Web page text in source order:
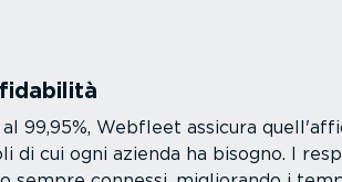
99,95%, Webfleet assicura
di cui ogni azienda ha bisogno. I